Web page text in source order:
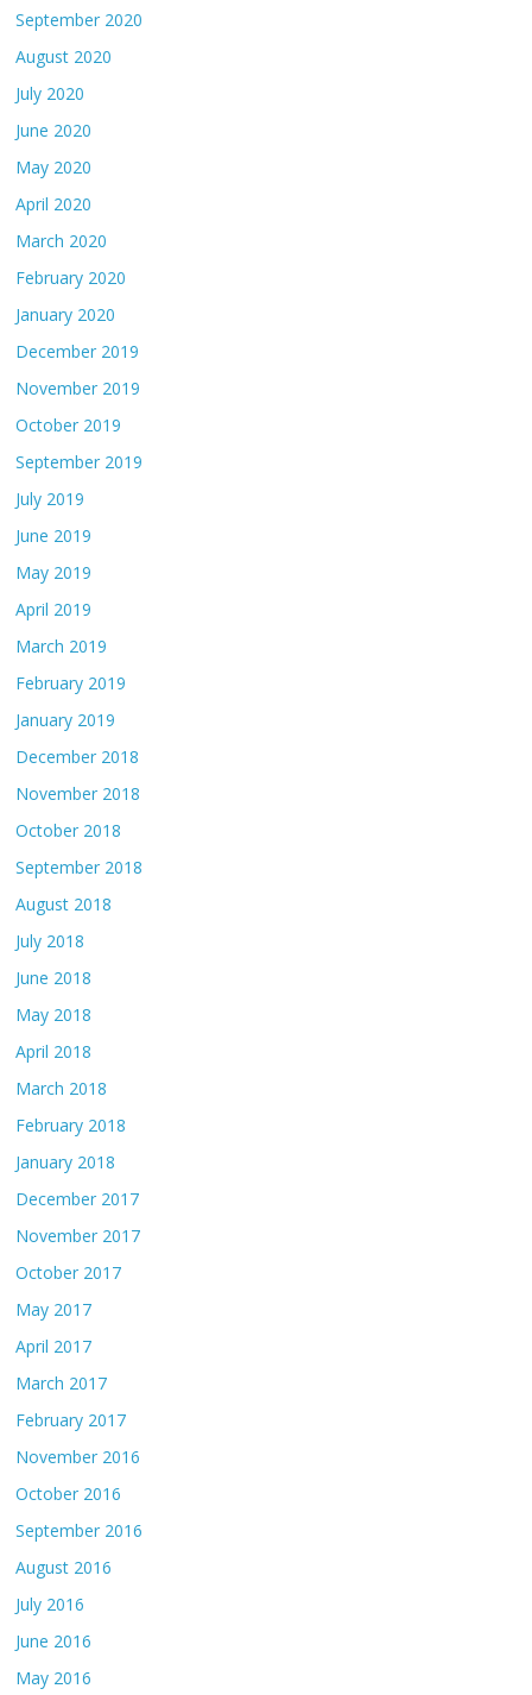
September 2020
August 2020
July 2020
June 2020
May 2020
April 2020
March 2020
February 2020
January 2020
December 2019
November 2019
October 2019
September 2019
July 2019
June 2019
May 2019
April 2019
March 2019
February 2019
January 2019
December 2018
November 2018
October 2018
September 2018
August 2018
July 2018
June 2018
May 2018
April 2018
March 2018
February 2018
January 2018
December 2017
November 2017
October 2017
May 2017
April 2017
March 2017
February 2017
November 2016
October 2016
September 2016
August 2016
July 2016
June 2016
May 2016